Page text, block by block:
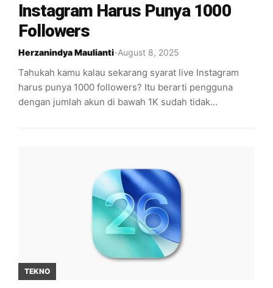
Instagram Harus Punya 1000
Followers
Herzanindya Maulianti-August 8, 2025
Tahukah kamu kalau sekarang syarat live Instagram
harus punya 1000 followers? Itu berarti pengguna
dengan jumlah akun di bawah 1K sudah tidak…
TEKNO